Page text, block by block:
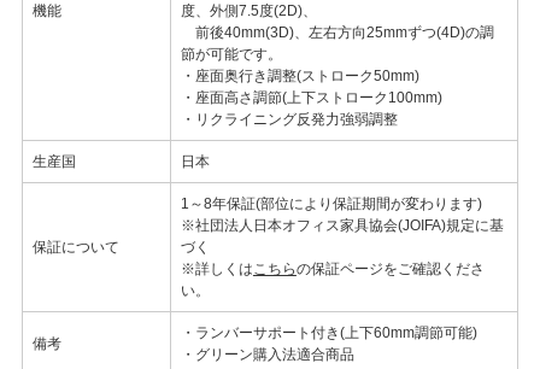
機能
度、外側7.5度(2D)、
前後40mm(3D)、左右方向25mmずつ(4D)の調
節が可能です。
・座面奥行き調整(ストローク50mm)
・座面高さ調節(上下ストローク100mm)
・リクライニング反発力強弱調整
生産国 日本
保証について
1～8年保証(部位により保証期間が変わります)
※社団法人日本オフィス家具協会(JOIFA)規定に基
づく
※詳しくはこちらの保証ページをご確認くださ
い。
備考
・ランバーサポート付き(上下60mm調節可能)
・グリーン購入法適合商品